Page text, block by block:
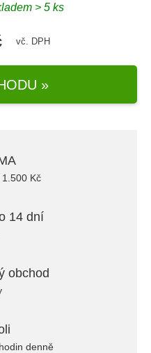
> 5 ks
vč. DPH
»
Kč
14 dní
obchod
denně